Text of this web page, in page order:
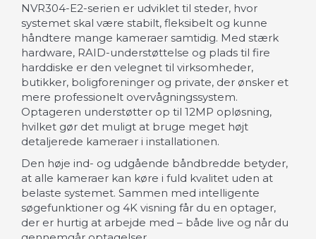
NVR304-E2-serien er udviklet til steder, hvor
systemet skal være stabilt, fleksibelt og kunne
håndtere mange kameraer samtidig. Med stærk
hardware, RAID-understøttelse og plads til fire
harddiske er den velegnet til virksomheder,
butikker, boligforeninger og private, der ønsker et
mere professionelt overvågningssystem.
Optageren understøtter op til 12MP opløsning,
hvilket gør det muligt at bruge meget højt
detaljerede kameraer i installationen.
Den høje ind- og udgående båndbredde betyder,
at alle kameraer kan køre i fuld kvalitet uden at
belaste systemet. Sammen med intelligente
søgefunktioner og 4K visning får du en optager,
der er hurtig at arbejde med – både live og når du